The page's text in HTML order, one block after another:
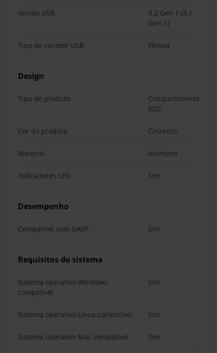
Versão USB
3.2 Gen 1 (3.1
Gen 1)
Tipo de conetor USB Fêmea
Design
Tipo de produto
Compartimento
SSD
Cor do produto Cinzento
Material Alumínio
Indicadores LED Sim
Desempenho
Compatível com UASP Sim
Requisitos do sistema
Sistema operativo Windows
compatível
Sim
Sistema operativo Linux compatível Sim
Sistema operativo Mac compatível Sim